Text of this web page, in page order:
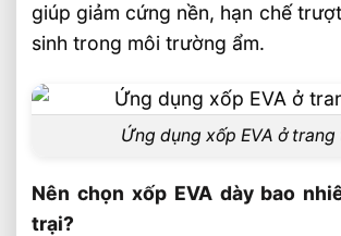
giúp giảm cứng nền, hạn chế
sinh trong môi trường ẩm.
Ứng dụng xốp EVA ở trang
Nên chọn xốp EVA dày bao
trại?